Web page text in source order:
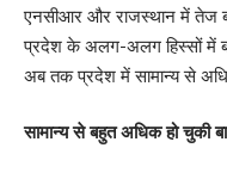
एनसीआर और राजस्थान में तेज
प्रदेश के अलग-अलग हिस्सों में
अब तक प्रदेश में सामान्य से
सामान्य से बहुत अधिक हो चुकी